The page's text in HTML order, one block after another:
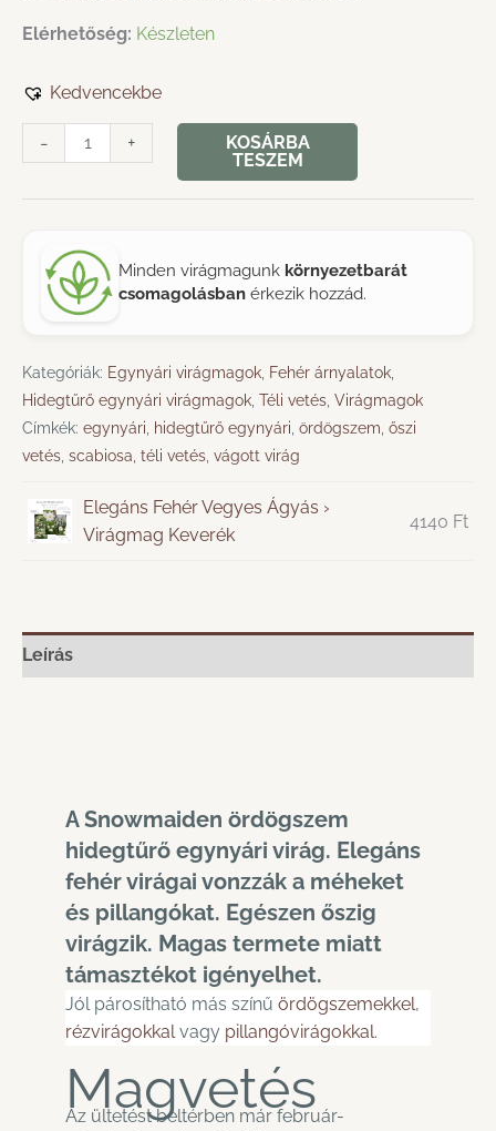
Elérhetőség: Készleten
Kedvencekbe
-
Ördögszem
›
Snowmaiden
mennyiség
+
KOSÁRBA
TESZEM
Minden virágmagunk környezetbarát
csomagolásban érkezik hozzád.
Kategóriák: Egynyári virágmagok Fehér árnyalatok
Hidegtűrő egynyári virágmagok Téli vetés Virágmagok
Címkék: egynyári hidegtűrő egynyári ördögszem őszi
vetés scabiosa téli vetés vágott virág
Elegáns Fehér Vegyes Ágyás ›
Virágmag Keverék
4140 Ft
Leírás
A Snowmaiden ördögszem
hidegtűrő egynyári virág. Elegáns
fehér virágai vonzzák a méheket
és pillangókat. Egészen őszig
virágzik. Magas termete miatt
támasztékot igényelhet.
Jól párosítható más színű ördögszemekkel,
rézvirágokkalvagy pillangóvirágokkal.
Magvetés
Az ültetést beltérben már február-